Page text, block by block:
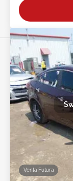
Venta Futura